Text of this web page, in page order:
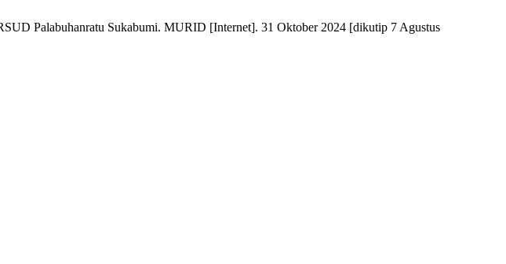
Palabuhanratu Sukabumi. MURID [Internet]. 31 Oktober 2024 [dikutip 7 Agustus